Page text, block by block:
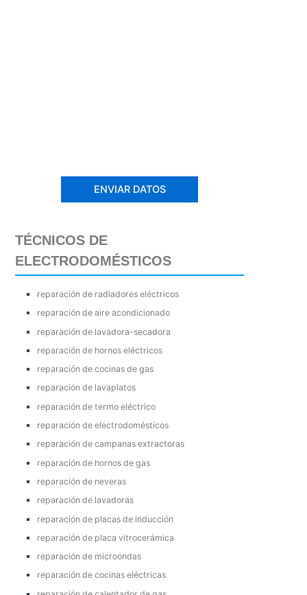
TÉCNICOS DE
ELECTRODOMÉSTICOS
reparación de radiadores eléctricos
reparación de aire acondicionado
reparación de lavadora-secadora
reparación de hornos eléctricos
reparación de cocinas de gas
reparación de lavaplatos
reparación de termo eléctrico
reparación de electrodomésticos
reparación de campanas extractoras
reparación de hornos de gas
reparación de neveras
reparación de lavadoras
reparación de placas de inducción
reparación de placa vitrocerámica
reparación de microondas
reparación de cocinas eléctricas